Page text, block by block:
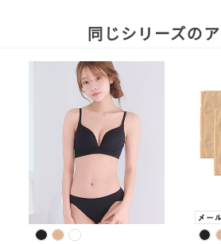
同じシリーズの